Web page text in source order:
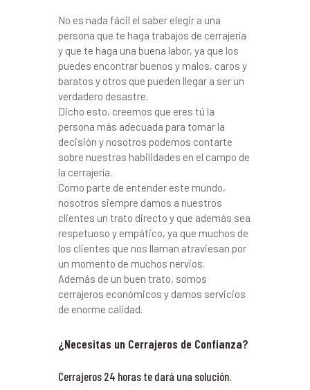
No es nada fácil el saber elegir a una
persona que te haga trabajos de cerrajería
y que te haga una buena labor, ya que los
puedes encontrar buenos y malos, caros y
baratos y otros que pueden llegar a ser un
verdadero desastre.
Dicho esto, creemos que eres tú la
persona más adecuada para tomar la
decisión y nosotros podemos contarte
sobre nuestras habilidades en el campo de
la cerrajería.
Como parte de entender este mundo,
nosotros siempre damos a nuestros
clientes un trato directo y que además sea
respetuoso y empático, ya que muchos de
los clientes que nos llaman atraviesan por
un momento de muchos nervios.
Además de un buen trato, somos
cerrajeros económicos y damos servicios
de enorme calidad.
¿Necesitas un Cerrajeros de Confianza?
Cerrajeros 24 horas te dará una solución.